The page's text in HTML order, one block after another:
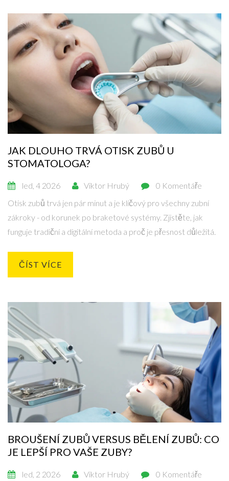
JAK DLOUHO TRVÁ OTISK ZUBŮ U
STOMATOLOGA?
led, 4 2026 Viktor Hrubý
0 Komentáře
Otisk zubů trvá jen pár minut a je klíčový pro všechny zubní
zákroky - od korunek po braketové systémy. Zjistěte, jak
funguje tradiční a digitální metoda a proč je přesnost důležitá.
ČÍST VÍCE
BROUŠENÍ ZUBŮ VERSUS BĚLENÍ ZUBŮ: CO
JE LEPŠÍ PRO VAŠE ZUBY?
led, 2 2026 Viktor Hrubý
0 Komentáře